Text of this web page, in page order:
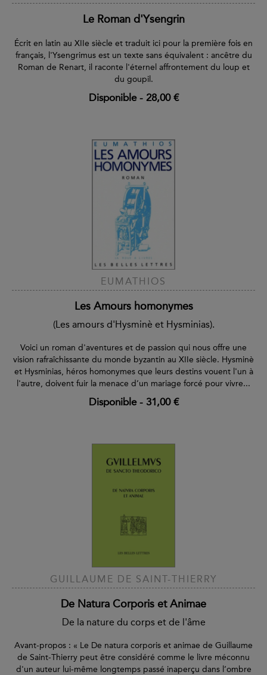
Le Roman d'Ysengrin
Écrit en latin au XIIe siècle et traduit ici pour la première fois en
français, l'Ysengrimus est un texte sans équivalent : ancêtre du
Roman de Renart, il raconte l'éternel affrontement du loup et
du goupil.
Disponible- 28,00 €
EUMATHIOS
Les Amours homonymes
(Les amours d'Hysminè et Hysminias).
Voici un roman d'aventures et de passion qui nous offre une
vision rafraîchissante du monde byzantin au XIIe siècle. Hysminè
et Hysminias, héros homonymes que leurs destins vouent l'un à
l'autre, doivent fuir la menace d’un mariage forcé pour vivre...
Disponible- 31,00 €
GUILLAUME DE SAINT-THIERRY
De Natura Corporis et Animae
De la nature du corps et de l'âme
Avant-propos : « Le De natura corporis et animae de Guillaume
de Saint-Thierry peut être considéré comme le livre méconnu
d'un auteur lui-même longtemps passé inaperçu dans l’ombre